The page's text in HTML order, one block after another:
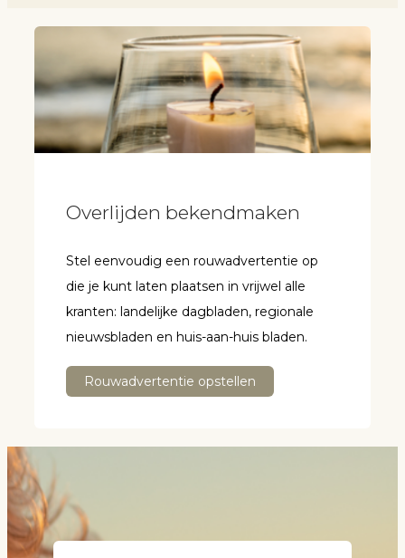
Overlijden bekendmaken
Stel eenvoudig een rouwadvertentie op
die je kunt laten plaatsen in vrijwel alle
kranten: landelijke dagbladen, regionale
nieuwsbladen en huis-aan-huis bladen.
Rouwadvertentie opstellen